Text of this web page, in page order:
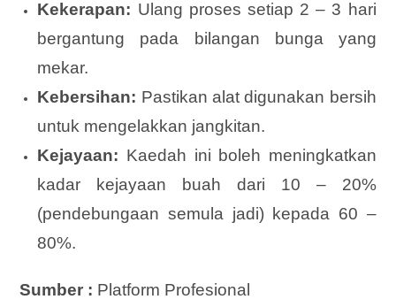
Kekerapan: Ulang proses setiap 2 – 3 hari
bergantung pada bilangan bunga yang
mekar.
Kebersihan: Pastikan alat digunakan bersih
untuk mengelakkan jangkitan.
Kejayaan: Kaedah ini boleh meningkatkan
kadar kejayaan buah dari 10 – 20%
(pendebungaan semula jadi) kepada 60 –
80%.
Sumber : Platform Profesional